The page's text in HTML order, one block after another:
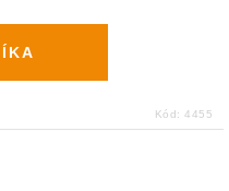
Kód: 4455